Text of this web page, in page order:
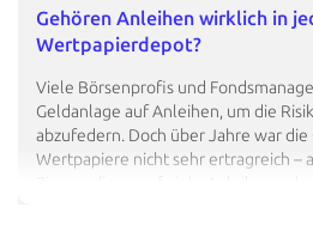
Gehören Anleihen wirklich in
Wertpapierdepot?
Viele Börsenprofis und
Geldanlage auf Anleihen, um die
abzufedern. Doch über Jahre war
Wertpapiere nicht sehr ertragreich –